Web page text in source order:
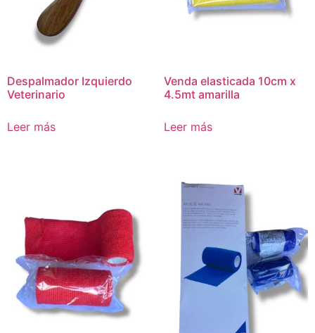
Despalmador Izquierdo
Veterinario
Leer más
Venda elasticada 10cm x
4.5mt amarilla
Leer más